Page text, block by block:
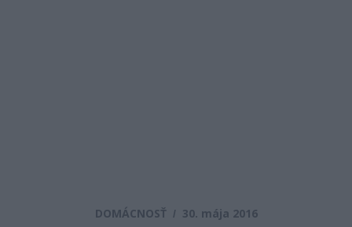
DOMÁCNOSŤ 30. mája 2016